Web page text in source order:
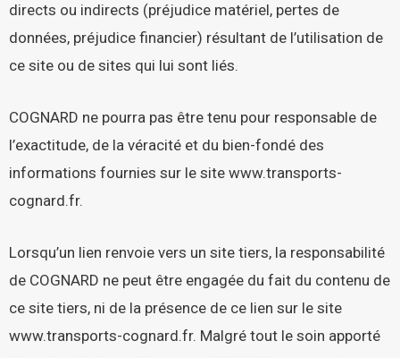
directs ou indirects (préjudice matériel, pertes de
données, préjudice financier) résultant de l’utilisation de
ce site ou de sites qui lui sont liés.
COGNARD ne pourra pas être tenu pour responsable de
l’exactitude, de la véracité et du bien-fondé des
informations fournies sur le site www.transports-
cognard.fr.
Lorsqu’un lien renvoie vers un site tiers, la responsabilité
de COGNARD ne peut être engagée du fait du contenu de
ce site tiers, ni de la présence de ce lien sur le site
www.transports-cognard.fr. Malgré tout le soin apporté